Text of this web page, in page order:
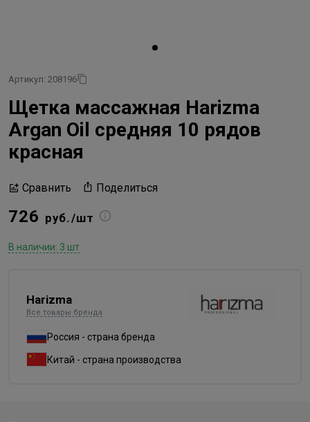
Артикул: 208196
Щетка массажная Harizma
Argan Oil средняя 10 рядов
красная
Сравнить Поделиться
726 руб./шт
В наличии: 3 шт
Harizma
Все товары бренда
Россия - страна бренда
Китай - страна производства